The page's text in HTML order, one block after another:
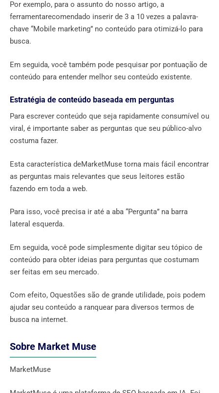
Por exemplo, para o assunto do nosso artigo, a
ferramentarecomendado inserir de 3 a 10 vezes a palavra-
chave “Mobile marketing” no conteúdo para otimizá-lo para
busca.
Em seguida, você também pode pesquisar por pontuação de
conteúdo para entender melhor seu conteúdo existente.
Estratégia de conteúdo baseada em perguntas
Para escrever conteúdo que seja rapidamente consumível ou
viral, é importante saber as perguntas que seu público-alvo
costuma fazer.
Esta característica deMarketMuse torna mais fácil encontrar
as perguntas mais relevantes que seus leitores estão
fazendo em toda a web.
Para isso, você precisa ir até a aba “Pergunta” na barra
lateral esquerda.
Em seguida, você pode simplesmente digitar seu tópico de
conteúdo para obter ideias para perguntas que costumam
ser feitas em seu mercado.
Com efeito, Oquestões são de grande utilidade, pois podem
ajudar seu conteúdo a ranquear para diversos termos de
busca na internet.
Sobre Market Muse
MarketMuse